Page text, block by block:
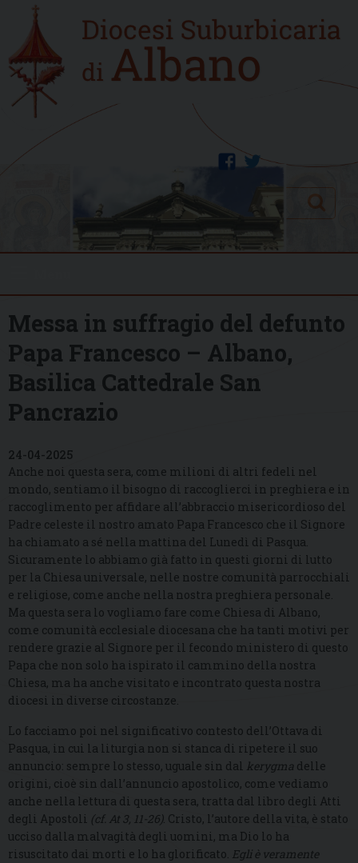
content
Home
new
twitter
facebook
Search
Messa in suffragio del defunto
Papa Francesco – Albano,
Basilica Cattedrale San
Pancrazio
24-04-2025
Anche noi questa sera, come milioni di altri fedeli nel
mondo, sentiamo il bisogno di raccoglierci in preghiera e in
raccoglimento per affidare all’abbraccio misericordioso del
Padre celeste il nostro amato Papa Francesco che il Signore
ha chiamato a sé nella mattina del Lunedì di Pasqua.
Sicuramente lo abbiamo già fatto in questi giorni di lutto
per la Chiesa universale, nelle nostre comunità parrocchiali
e religiose, come anche nella nostra preghiera personale.
Ma questa sera lo vogliamo fare come Chiesa di Albano,
come comunità ecclesiale diocesana che ha tanti motivi per
rendere grazie al Signore per il fecondo ministero di questo
Papa che non solo ha ispirato il cammino della nostra
Chiesa, ma ha anche visitato e incontrato questa nostra
diocesi in diverse circostanze.
Lo facciamo poi nel significativo contesto dell’Ottava di
Pasqua, in cui la liturgia non si stanca di ripetere il suo
annuncio: sempre lo stesso, uguale sin dal kerygma delle
origini, cioè sin dall’annuncio apostolico, come vediamo
anche nella lettura di questa sera, tratta dal libro degli Atti
degli Apostoli (cf. At 3, 11-26). Cristo, l’autore della vita, è stato
ucciso dalla malvagità degli uomini, ma Dio lo ha
risuscitato dai morti e lo ha glorificato. Egli è veramente